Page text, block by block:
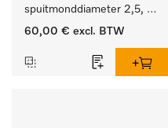
spuitmonddiameter 2,5,
lengte 80 mm, 5 stuks.
60,00 € excl. BTW